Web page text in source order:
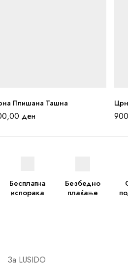
Плишана Ташна
ден
Бесплатна
испорака
Безбедно
плаќање
За LUSIDO